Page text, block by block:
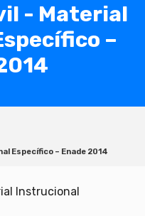
- Material
–
Específico – Enade 2014
Instrucional